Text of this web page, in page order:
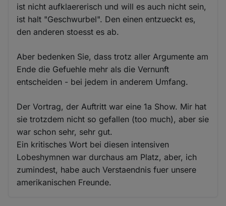
ist nicht aufklaererisch und will es auch nicht sein,
ist halt "Geschwurbel". Den einen entzueckt es,
den anderen stoesst es ab.
Aber bedenken Sie, dass trotz aller Argumente am
Ende die Gefuehle mehr als die Vernunft
entscheiden - bei jedem in anderem Umfang.
Der Vortrag, der Auftritt war eine 1a Show. Mir hat
sie trotzdem nicht so gefallen (too much), aber sie
war schon sehr, sehr gut.
Ein kritisches Wort bei diesen intensiven
Lobeshymnen war durchaus am Platz, aber, ich
zumindest, habe auch Verstaendnis fuer unsere
amerikanischen Freunde.